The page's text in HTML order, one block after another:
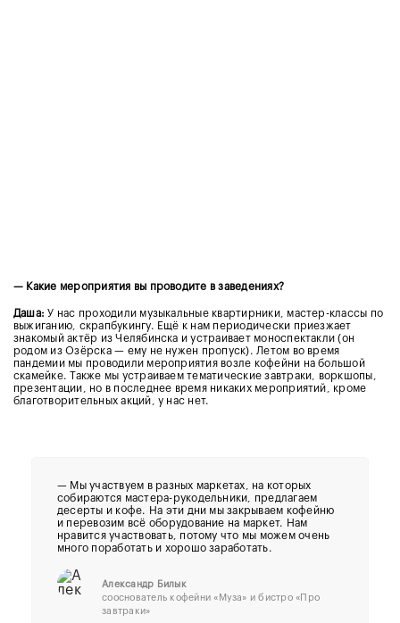
— Какие мероприятия вы проводите в заведениях?
Даша: У нас проходили музыкальные квартирники, мастер-классы по
выжиганию, скрапбукингу. Ещё к нам периодически приезжает
знакомый актёр из Челябинска и устраивает моноспектакли (он
родом из Озёрска — ему не нужен пропуск). Летом во время
пандемии мы проводили мероприятия возле кофейни на большой
скамейке. Также мы устраиваем тематические завтраки, воркшопы,
презентации, но в последнее время никаких мероприятий, кроме
благотворительных акций, у нас нет.
— Мы участвуем в разных маркетах, на которых
собираются мастера-рукодельники, предлагаем
десерты и кофе. На эти дни мы закрываем кофейню
и перевозим всё оборудование на маркет. Нам
нравится участвовать, потому что мы можем очень
много поработать и хорошо заработать.
Александр Билык
сооснователь кофейни «Муза» и бистро «Про
завтраки»